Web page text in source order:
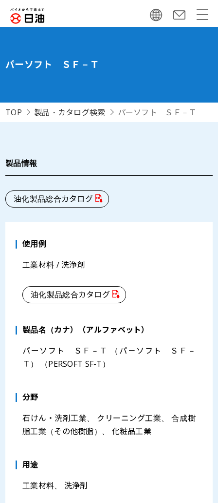
パーソフト ＳＦ－Ｔ
TOP 製品・カタログ検索 パーソフト ＳＦ－Ｔ
製品情報
油化製品総合カタログ
使用例
工業材料 / 洗浄剤
油化製品総合カタログ
製品名（カナ）（アルファベット）
パーソフト ＳＦ－Ｔ （パ－ソフト ＳＦ－
Ｔ） （PERSOFT SF-T）
分野
石けん・洗剤工業、 クリーニング工業、 合成樹
脂工業（その他樹脂）、 化粧品工業
⽤途
工業材料、 洗浄剤